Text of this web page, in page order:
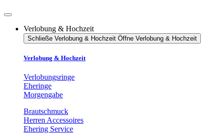
Verlobung & Hochzeit
Schließe Verlobung & Hochzeit Öffne Verlobung & Hochzeit
Verlobung & Hochzeit
Verlobungsringe
Eheringe
Morgengabe
Brautschmuck
Herren Accessoires
Ehering Service